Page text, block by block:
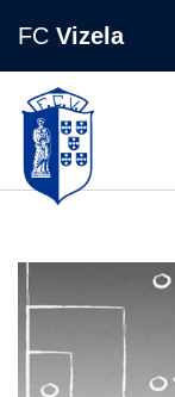
FC Vizela